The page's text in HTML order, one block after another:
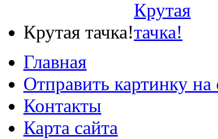
Крутая тачка!
Главная
Отправить картинку на
Контакты
Карта сайта